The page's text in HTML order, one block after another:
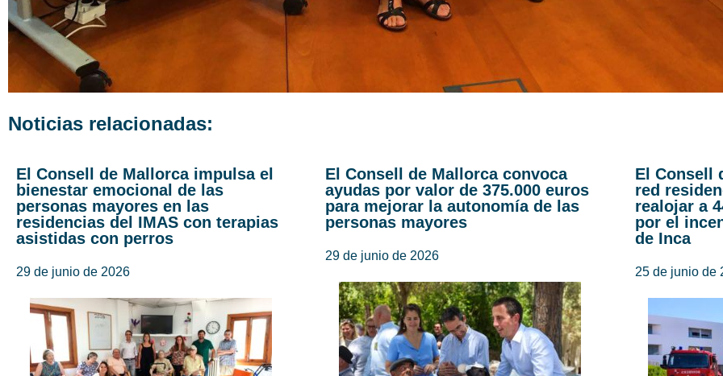
Noticias relacionadas:
El Consell de Mallorca impulsa el
bienestar emocional de las
personas mayores en las
residencias del IMAS con terapias
asistidas con perros
29 de junio de 2026
El Consell de Mallorca convoca
ayudas por valor de 375.000 euros
para mejorar la autonomía de las
personas mayores
29 de junio de 2026
El Consell
red
realojar a
por el
de Inca
25 de junio de